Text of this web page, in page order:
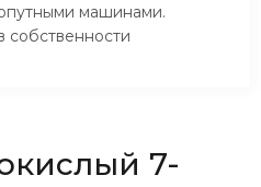
машинами.
собственности
7-